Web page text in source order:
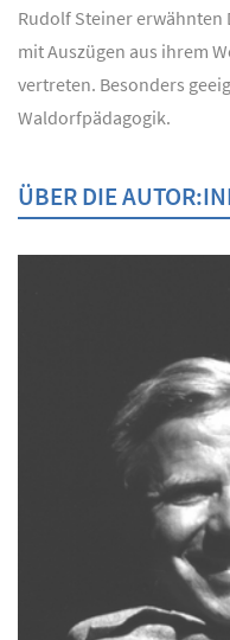
Rudolf Steiner erwähnten
mit Auszügen aus ihrem
vertreten. Besonders
Waldorfpädagogik.
ÜBER DIE